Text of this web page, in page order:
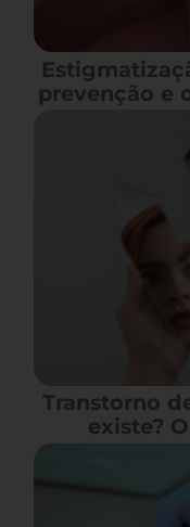
prevenção e
Transtorno
existe?